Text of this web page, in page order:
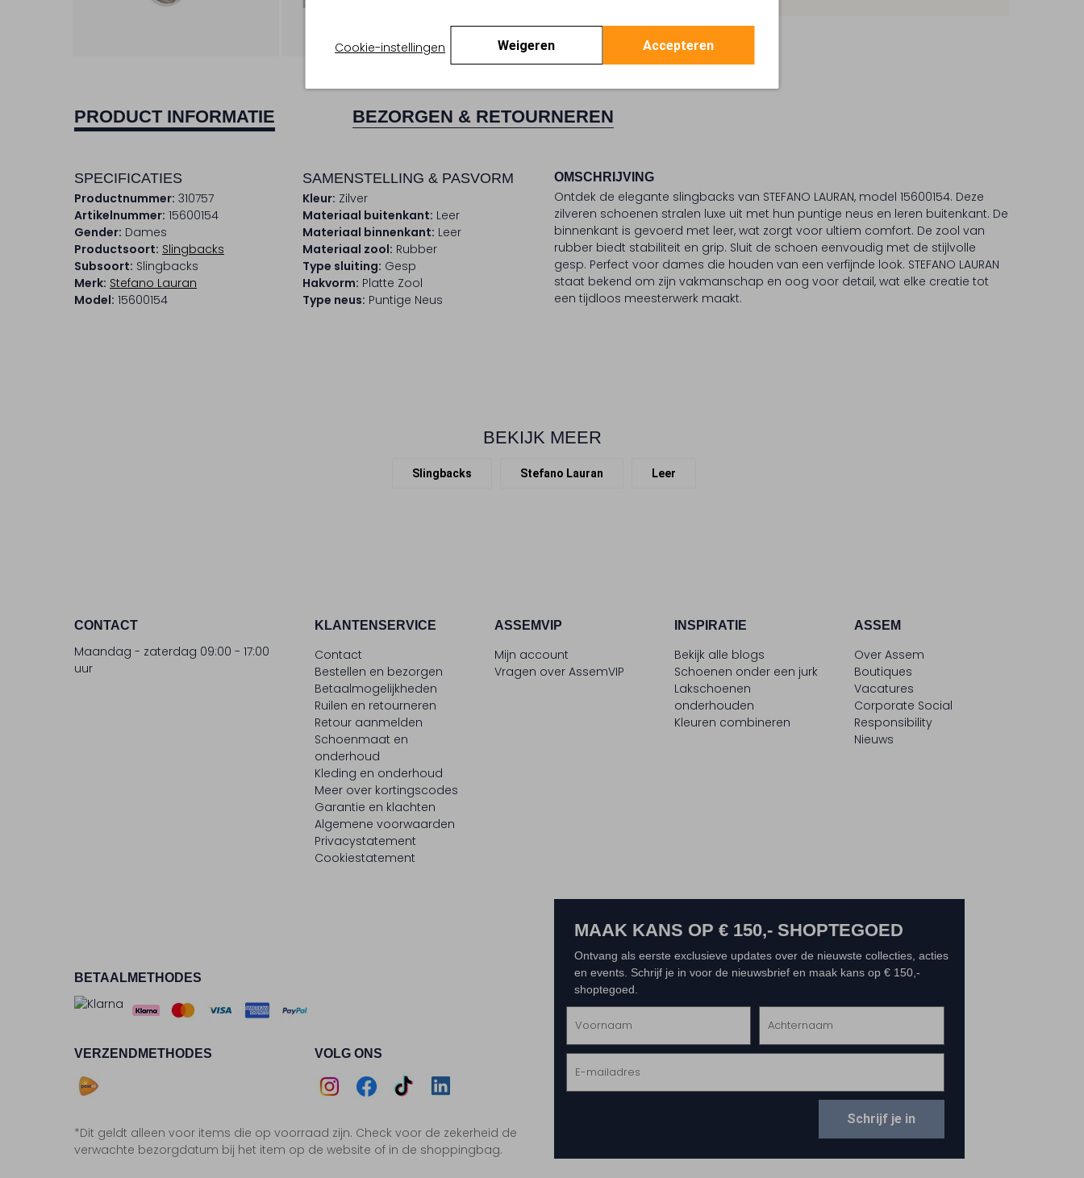
Cookie-instellingen Weigeren Accepteren
PRODUCT INFORMATIE BEZORGEN & RETOURNEREN
SPECIFICATIES
Productnummer: 310757
Artikelnummer: 15600154
Gender: Dames
Productsoort: Slingbacks
Subsoort: Slingbacks
Merk: Stefano Lauran
Model: 15600154
SAMENSTELLING & PASVORM
Kleur: Zilver
Materiaal buitenkant: Leer
Materiaal binnenkant: Leer
Materiaal zool: Rubber
Type sluiting: Gesp
Hakvorm: Platte Zool
Type neus: Puntige Neus
OMSCHRIJVING
Ontdek de elegante slingbacks van STEFANO LAURAN, model 15600154. Deze
zilveren schoenen stralen luxe uit met hun puntige neus en leren buitenkant. De
binnenkant is gevoerd met leer, wat zorgt voor ultiem comfort. De zool van
rubber biedt stabiliteit en grip. Sluit de schoen eenvoudig met de stijlvolle
gesp. Perfect voor dames die houden van een verfijnde look. STEFANO LAURAN
staat bekend om zijn vakmanschap en oog voor detail, wat elke creatie tot
een tijdloos meesterwerk maakt.
BEKIJK MEER
Slingbacks Stefano Lauran Leer
CONTACT
Maandag - zaterdag 09:00 - 17:00
uur
KLANTENSERVICE
Contact
Bestellen en bezorgen
Betaalmogelijkheden
Ruilen en retourneren
Retour aanmelden
Schoenmaat en
onderhoud
Kleding en onderhoud
Meer over kortingscodes
Garantie en klachten
Algemene voorwaarden
Privacystatement
Cookiestatement
ASSEMVIP
Mijn account
Vragen over AssemVIP
INSPIRATIE
Bekijk alle blogs
Schoenen onder een jurk
Lakschoenen
onderhouden
Kleuren combineren
ASSEM
Over Assem
Boutiques
Vacatures
Corporate Social
Responsibility
Nieuws
BETAALMETHODES
VERZENDMETHODES VOLG ONS
Instagram
Facebook
TikTokLinkedIn
*Dit geldt alleen voor items die op voorraad zijn. Check voor de zekerheid de
verwachte bezorgdatum bij het item op de website of in de shoppingbag.
MAAK KANS OP € 150,- SHOPTEGOED
Ontvang als eerste exclusieve updates over de nieuwste collecties, acties
en events. Schrijf je in voor de nieuwsbrief en maak kans op € 150,-
shoptegoed.
Schrijf je in